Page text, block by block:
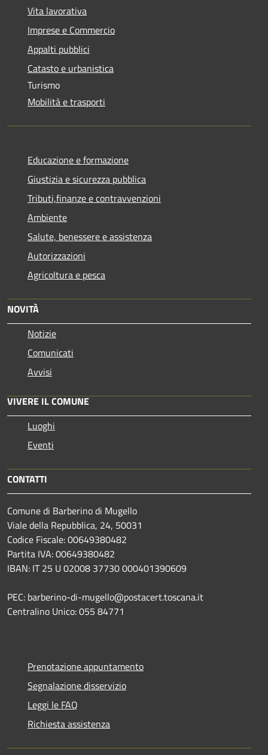
Vita lavorativa
Imprese e Commercio
Appalti pubblici
Catasto e urbanistica
Turismo
Mobilità e trasporti
Educazione e formazione
Giustizia e sicurezza pubblica
Tributi,finanze e contravvenzioni
Ambiente
Salute, benessere e assistenza
Autorizzazioni
Agricoltura e pesca
NOVITÀ
Notizie
Comunicati
Avvisi
VIVERE IL COMUNE
Luoghi
Eventi
CONTATTI
Comune di Barberino di Mugello
Viale della Repubblica, 24, 50031
Codice Fiscale: 00649380482
Partita IVA: 00649380482
IBAN: IT 25 U 02008 37730 000401390609
PEC: barberino-di-mugello@postacert.toscana.it
Centralino Unico: 055 84771
Prenotazione appuntamento
Segnalazione disservizio
Leggi le FAQ
Richiesta assistenza